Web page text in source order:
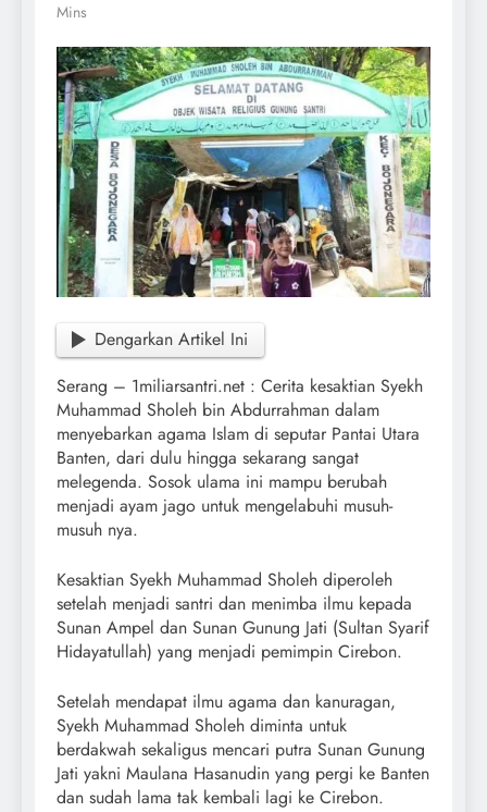
Mins
Dengarkan Artikel Ini
Serang – 1miliarsantri.net : Cerita kesaktian Syekh
Muhammad Sholeh bin Abdurrahman dalam
menyebarkan agama Islam di seputar Pantai Utara
Banten, dari dulu hingga sekarang sangat
melegenda. Sosok ulama ini mampu berubah
menjadi ayam jago untuk mengelabuhi musuh-
musuh nya.
Kesaktian Syekh Muhammad Sholeh diperoleh
setelah menjadi santri dan menimba ilmu kepada
Sunan Ampel dan Sunan Gunung Jati (Sultan Syarif
Hidayatullah) yang menjadi pemimpin Cirebon.
Setelah mendapat ilmu agama dan kanuragan,
Syekh Muhammad Sholeh diminta untuk
berdakwah sekaligus mencari putra Sunan Gunung
Jati yakni Maulana Hasanudin yang pergi ke Banten
dan sudah lama tak kembali lagi ke Cirebon.